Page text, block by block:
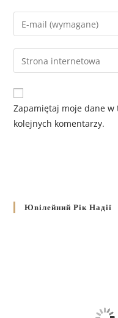
Zapamiętaj moje dane
kolejnych komentarzy.
Ювілейний Рік Надії